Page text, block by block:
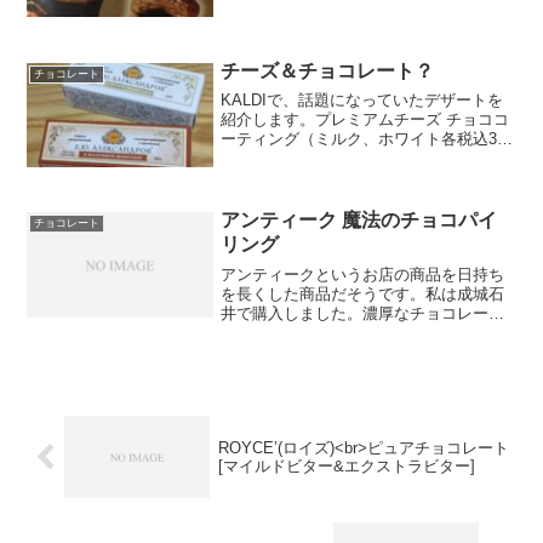
入したものからは見...
チョコレート チーズ＆チョコレート？
KALDIで、話題になっていたデザートを
紹介します。プレミアムチーズ チョココ
ーティング（ミルク、ホワイト各税込321
ます。チーズ...
チョコレート
アンティーク 魔法のチョコパイ
リング
アンティークというお店の商品を日持ち
を長くした商品だそうです。私は成城石
井で購入しました。濃厚なチョコレート
ROYCE’(ロイズ)<br>ピュアチョコレート
[マイルドビター&エクストラビター]